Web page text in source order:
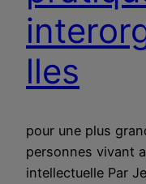
lles
pour une plus
personnes vivant
intellectuelle Par